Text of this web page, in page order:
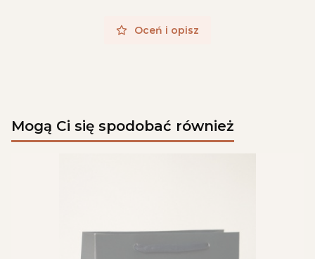
Oceń i opisz
Mogą Ci się spodobać również